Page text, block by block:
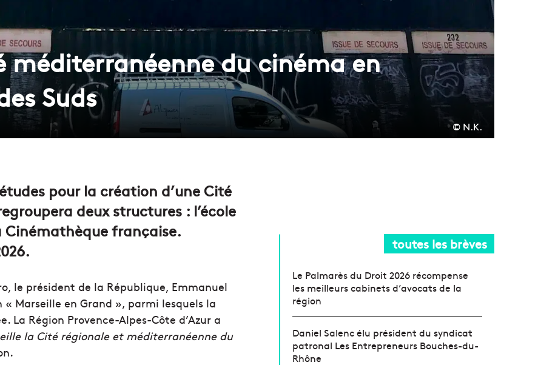
méditerranéenne du cinéma en
Suds
© N.K.
pour la création d’une Cité
deux structures : l’école
française.
le président de la République, Emmanuel
Marseille en Grand », parmi lesquels la
Région Provence-Alpes-Côte d’Azur a
la Cité régionale et méditerranéenne du
toutes les brèves
Le Palmarès du Droit 2026 récompense
les meilleurs cabinets d’avocats de la
région
Daniel Salenc élu président du syndicat
patronal Les Entrepreneurs Bouches-du-
Rhône